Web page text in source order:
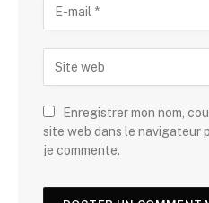
Enregistrer mon nom,
site web dans le navigateur
je commente.